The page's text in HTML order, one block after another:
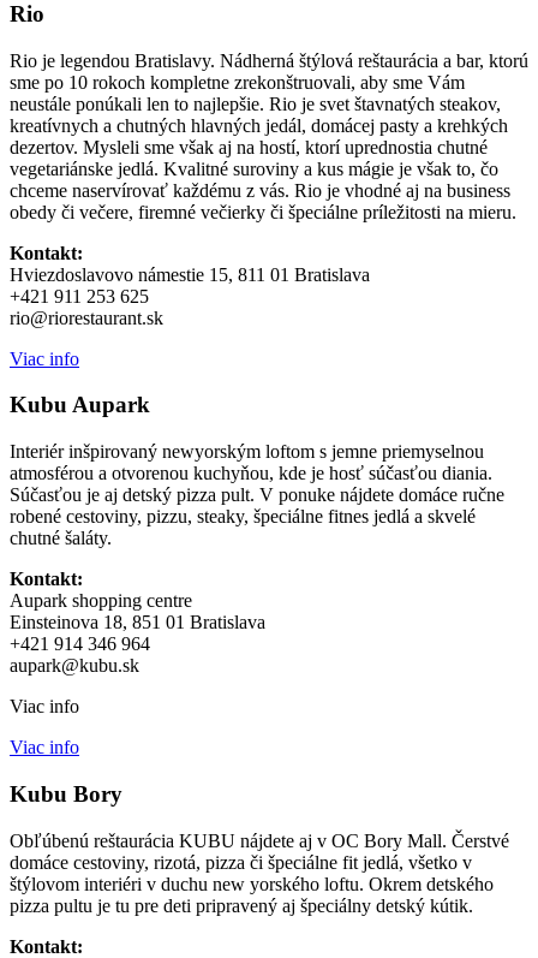
Rio
Rio je legendou Bratislavy. Nádherná štýlová reštaurácia a bar, ktorú
sme po 10 rokoch kompletne zrekonštruovali, aby sme Vám
neustále ponúkali len to najlepšie. Rio je svet štavnatých steakov,
kreatívnych a chutných hlavných jedál, domácej pasty a krehkých
dezertov. Mysleli sme však aj na hostí, ktorí uprednostia chutné
vegetariánske jedlá. Kvalitné suroviny a kus mágie je však to, čo
chceme naservírovať každému z vás. Rio je vhodné aj na business
obedy či večere, firemné večierky či špeciálne príležitosti na mieru.
Kontakt:
Hviezdoslavovo námestie 15, 811 01 Bratislava
+421 911 253 625
rio@riorestaurant.sk
Viac info
Kubu Aupark
Interiér inšpirovaný newyorským loftom s jemne priemyselnou
atmosférou a otvorenou kuchyňou, kde je hosť súčasťou diania.
Súčasťou je aj detský pizza pult. V ponuke nájdete domáce ručne
robené cestoviny, pizzu, steaky, špeciálne fitnes jedlá a skvelé
chutné šaláty.
Kontakt:
Aupark shopping centre
Einsteinova 18, 851 01 Bratislava
+421 914 346 964
aupark@kubu.sk
Viac info
Viac info
Kubu Bory
Obľúbenú reštaurácia KUBU nájdete aj v OC Bory Mall. Čerstvé
domáce cestoviny, rizotá, pizza či špeciálne fit jedlá, všetko v
štýlovom interiéri v duchu new yorského loftu. Okrem detského
pizza pultu je tu pre deti pripravený aj špeciálny detský kútik.
Kontakt: